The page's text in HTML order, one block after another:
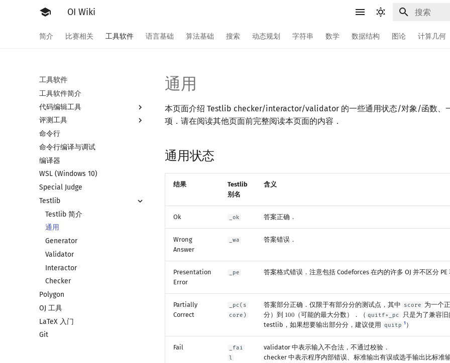
OI Wiki
简介 比赛相关 工具软件 语言基础 算法基础 搜索 动态规划 字符串 数学 数据结构 图论 计算几何
工具软件
工具软件简介
代码编辑工具
Vim
Emacs
VS Code
Atom
Eclipse
Notepad++
Kate
Dev-C++
CLion
Geany
Xcode
GUIDE
Sublime Text
CP Editor
Code::Blocks
评测工具
评测工具简介
Arbiter
Cena
CCR Plus
Lemon
命令行
命令行编译与调试
编译器
WSL (Windows 10)
Special Judge
Testlib
Testlib 简介
通用
Generator
Validator
Interactor
Checker
Polygon
OJ 工具
LaTeX 入门
Git
通用
本页面介绍 Testlib checker/interactor/validator 的一些通用状态/对象/函数、
项．请在阅读其他页面前完整阅读本页面的内容．
通用状态
结果
Testlib
别名
含义
Ok _ok 答案正确．
Wrong
Answer
_wa 答案错误．
Presentation
Error
_pe 答案格式错误．注意包括 Codeforces 在内的许多 OJ 并不区分 PE
Partially
Correct
_pc(s
core)
答案部分正确．仅限于有部分分的测试点，其中 score 为一个
分）到 100
100 （可能的最大分数）．（ quitf+_pc
只是为了兼容
testlib，如果想要输出部分分，建议使用
quitp 1 ）
Fail
_fai
l
validator 中表示输入不合法，不通过校验．
checker 中表示程序内部错误、标准输出有误或选手输出比标准